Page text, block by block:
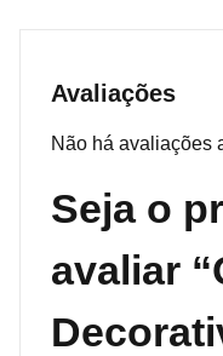
Avaliações
Não há avaliações
Seja o
avaliar